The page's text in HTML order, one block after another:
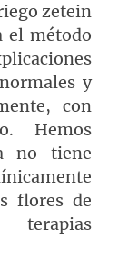
zetein
el método
y
con
Hemos
no tiene
flores de